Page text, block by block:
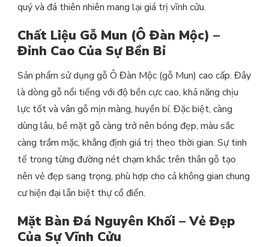
quý và đá thiên nhiên mang lại giá trị vĩnh cửu.
Chất Liệu Gỗ Mun (Ô Đàn Mộc) –
Đỉnh Cao Của Sự Bền Bỉ
Sản phẩm sử dụng gỗ Ô Đàn Mộc (gỗ Mun) cao cấp. Đây
là dòng gỗ nổi tiếng với độ bền cực cao, khả năng chịu
lực tốt và vân gỗ mịn màng, huyền bí. Đặc biệt, càng
dùng lâu, bề mặt gỗ càng trở nên bóng đẹp, màu sắc
càng trầm mặc, khẳng định giá trị theo thời gian. Sự tinh
tế trong từng đường nét chạm khắc trên thân gỗ tạo
nên vẻ đẹp sang trọng, phù hợp cho cả không gian chung
cư hiện đại lẫn biệt thự cổ điển.
Mặt Bàn Đá Nguyên Khối – Vẻ Đẹp
Của Sự Vĩnh Cửu